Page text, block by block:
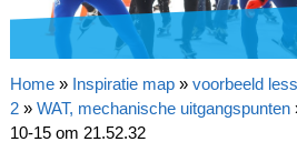
Home» Inspiratie map» voorbeeld
2» WAT, mechanische uitgangspunten
10-15 om 21.52.32